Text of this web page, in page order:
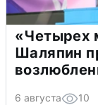
«Четырех
Шаляпин
6 августа 10